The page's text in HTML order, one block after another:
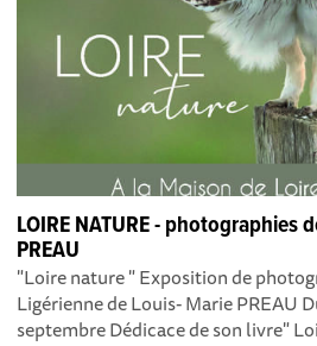
LOIRE NATURE - photographies
PREAU
"Loire nature " Exposition de
Ligérienne de Louis- Marie PREAU
septembre Dédicace de son livre"